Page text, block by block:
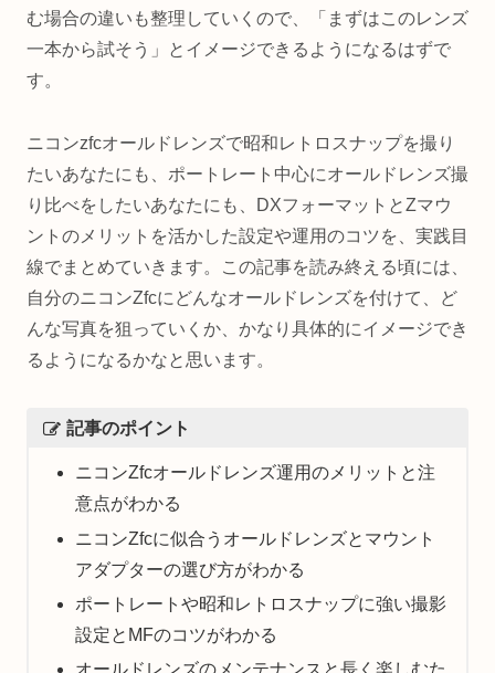
む場合の違いも整理していくので、「まずはこのレンズ
一本から試そう」とイメージできるようになるはずで
す。
ニコンzfcオールドレンズで昭和レトロスナップを撮り
たいあなたにも、ポートレート中心にオールドレンズ撮
り比べをしたいあなたにも、DXフォーマットとZマウ
ントのメリットを活かした設定や運用のコツを、実践目
線でまとめていきます。この記事を読み終える頃には、
自分のニコンZfcにどんなオールドレンズを付けて、ど
んな写真を狙っていくか、かなり具体的にイメージでき
るようになるかなと思います。
記事のポイント
ニコンZfcオールドレンズ運用のメリットと注
意点がわかる
ニコンZfcに似合うオールドレンズとマウント
アダプターの選び方がわかる
ポートレートや昭和レトロスナップに強い撮影
設定とMFのコツがわかる
オールドレンズのメンテナンスと長く楽しむた